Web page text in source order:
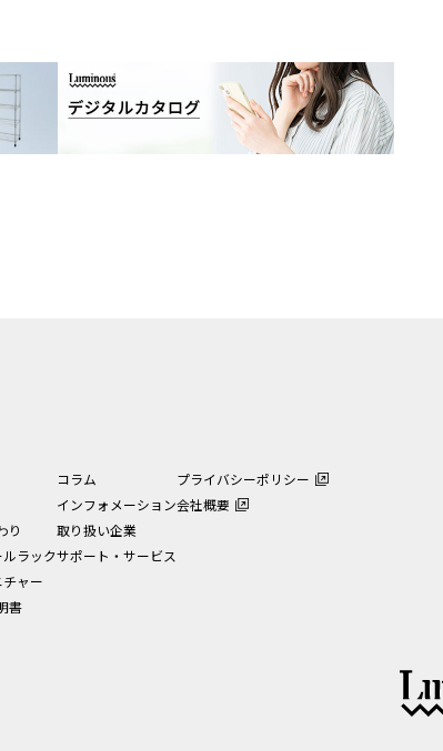
り
ラック
ャー
書
コラム
インフォメーション
取り扱い企業
サポート・サービス
プライバシーポリシー
会社概要